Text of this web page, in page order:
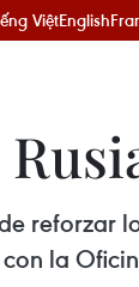
ViệtEnglish
reforzar
la